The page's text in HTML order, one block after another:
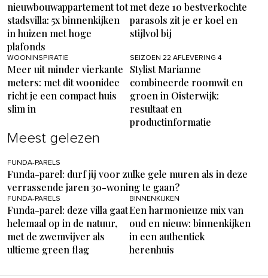
nieuwbouwappartement tot
stadsvilla: 5x binnenkijken
in huizen met hoge
plafonds
met deze 10 bestverkochte
parasols zit je er koel en
stijlvol bij
WOONINSPIRATIE
Meer uit minder vierkante
meters: met dit woonidee
richt je een compact huis
slim in
SEIZOEN 22 AFLEVERING 4
Stylist Marianne
combineerde roomwit en
groen in Oisterwijk:
resultaat en
productinformatie
Meest gelezen
FUNDA-PARELS
Funda-parel: durf jij voor zulke gele muren als in deze
verrassende jaren 30-woning te gaan?
FUNDA-PARELS
Funda-parel: deze villa gaat
helemaal op in de natuur,
met de zwemvijver als
ultieme green flag
BINNENKIJKEN
Een harmonieuze mix van
oud en nieuw: binnenkijken
in een authentiek
herenhuis